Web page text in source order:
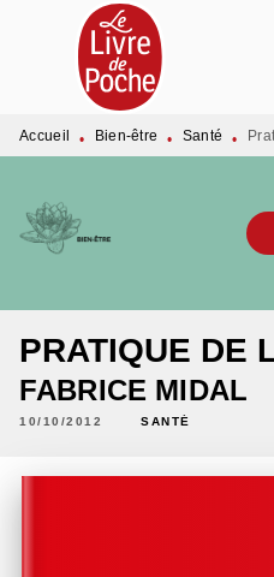
MENU RECHERCHE
PIED DE PAGE
Accueil • Bien-être • Santé •
PRATIQUE DE
FABRICE MIDAL
10/10/2012 SANTÉ